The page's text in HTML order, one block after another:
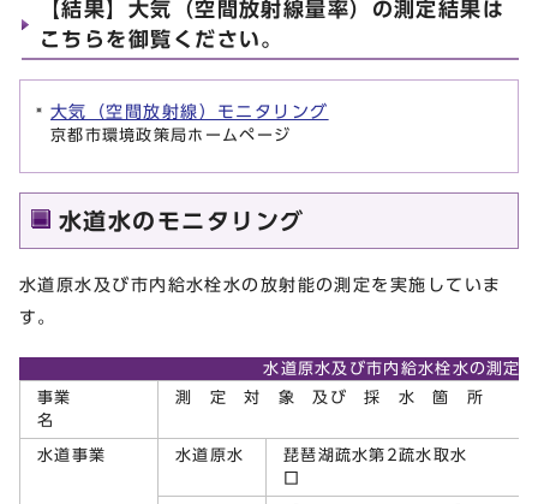
【結果】大気（空間放射線量率）の測定結果は
こちらを御覧ください。
大気（空間放射線）モニタリング
京都市環境政策局ホームページ
水道水のモニタリング
水道原水及び市内給水栓水の放射能の測定を実施していま
す。
水道原水及び市内給水栓水の測定
事業
名
測 定 対 象 及び 採 水 箇 所
水道事業 水道原水
琵琶湖疏水第2疏水取水